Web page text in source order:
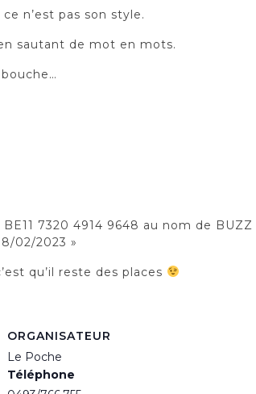
n’est pas son style.
sautant de mot en mots.
7320 4914 9648 au nom de
02/2023 »
qu’il reste des places
ORGANISATEUR
Le Poche
Téléphone